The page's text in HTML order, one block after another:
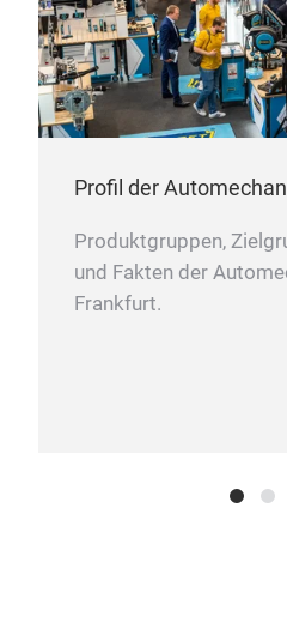
Profil der
Produktgruppen,
und Fakten der
Frankfurt.